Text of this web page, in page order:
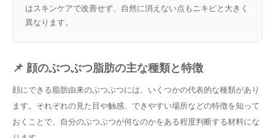
はスキンケアで改善せず、自然に消えない点もニキビと大きく
異なります。
📌 顔のぶつぶつ脂肪の主な種類と特徴
顔にできる脂肪由来のぶつぶつには、いくつかの代表的な種類があり
ます。それぞれの見た目や触感、できやすい場所などの特徴を知って
おくことで、自分のぶつぶつが何なのかをある程度判断する材料にな